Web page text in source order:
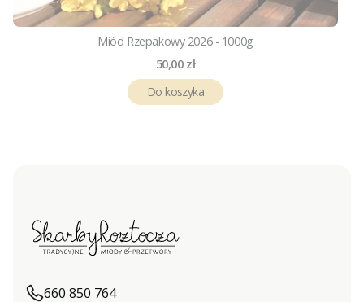
Miód Rzepakowy 2026 - 1000g
Cena
50,00 zł
Do koszyka
660 850 764